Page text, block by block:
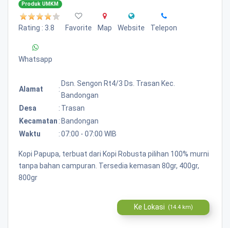
Produk UMKM
Rating : 3.8 Favorite Map Website Telepon
Whatsapp
Alamat :
Dsn. Sengon Rt4/3 Ds. Trasan Kec.
Bandongan
Desa
: Trasan
Kecamatan : Bandongan
Waktu
:07:00 - 07:00 WIB
Kopi Papupa, terbuat dari Kopi Robusta pilihan 100% murni
tanpa bahan campuran. Tersedia kemasan 80gr, 400gr,
800gr
Ke Lokasi (14.4 km)